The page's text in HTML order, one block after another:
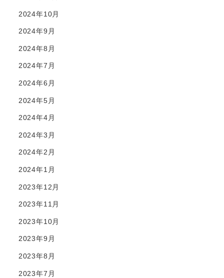
2024年10月
2024年9月
2024年8月
2024年7月
2024年6月
2024年5月
2024年4月
2024年3月
2024年2月
2024年1月
2023年12月
2023年11月
2023年10月
2023年9月
2023年8月
2023年7月